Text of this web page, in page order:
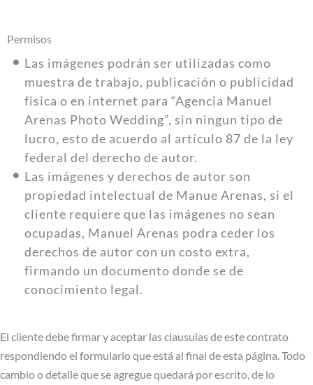
Permisos
Las imágenes podrán ser utilizadas como
muestra de trabajo, publicación o publicidad
fisica o en internet para “Agencia Manuel
Arenas Photo Wedding”, sin ningun tipo de
lucro, esto de acuerdo al artículo 87 de la ley
federal del derecho de autor.
Las imágenes y derechos de autor son
propiedad intelectual de Manue Arenas, si el
cliente requiere que las imágenes no sean
ocupadas, Manuel Arenas podra ceder los
derechos de autor con un costo extra,
firmando un documento donde se de
conocimiento legal.
El cliente debe firmar y aceptar las clausulas de este contrato
respondiendo el formulario que está al final de esta página. Todo
cambio o detalle que se agregue quedará por escrito, de lo